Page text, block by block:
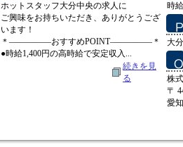
ホットスタッフ大分中央の求人に
ご興味をお持ちいただき、ありがとうござ
います！
＊―――――おすすめPOINT―――――＊
●時給1,400円の高時給で安定収入...
続きを見
る
時
大
株
〒
愛